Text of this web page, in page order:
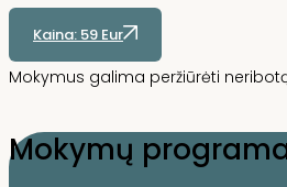
Kaina: 59 Eur
Mokymus galima peržiūrėti
Mokymų